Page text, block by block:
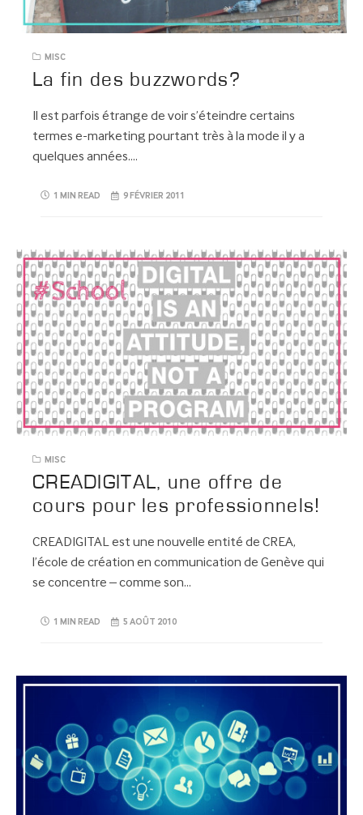
MISC
La fin des buzzwords?
Il est parfois étrange de voir s’éteindre certains
termes e-marketing pourtant très à la mode il y a
quelques années….
1 MIN READ 9 FÉVRIER 2011
MISC
CREADIGITAL, une offre de
cours pour les professionnels!
CREADIGITAL est une nouvelle entité de CREA,
l’école de création en communication de Genève qui
se concentre – comme son…
1 MIN READ 5 AOÛT 2010